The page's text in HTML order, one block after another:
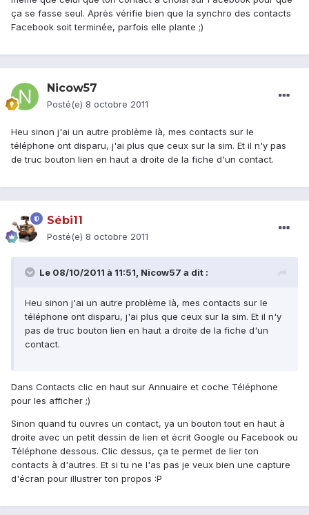
ça se fasse seul. Après vérifie bien que la synchro des contacts
Facebook soit terminée, parfois elle plante ;)
Nicow57
Posté(e) 8 octobre 2011
Heu sinon j'ai un autre problème là, mes contacts sur le
téléphone ont disparu, j'ai plus que ceux sur la sim. Et il n'y pas
de truc bouton lien en haut a droite de la fiche d'un contact.
Sébi11
Posté(e) 8 octobre 2011
Le 08/10/2011 à 11:51, Nicow57 a dit :
Heu sinon j'ai un autre problème là, mes contacts sur le
téléphone ont disparu, j'ai plus que ceux sur la sim. Et il n'y
pas de truc bouton lien en haut a droite de la fiche d'un
contact.
Dans Contacts clic en haut sur Annuaire et coche Téléphone
pour les afficher ;)
Sinon quand tu ouvres un contact, ya un bouton tout en haut à
droite avec un petit dessin de lien et écrit Google ou Facebook ou
Téléphone dessous. Clic dessus, ça te permet de lier ton
contacts à d'autres. Et si tu ne l'as pas je veux bien une capture
d'écran pour illustrer ton propos :P